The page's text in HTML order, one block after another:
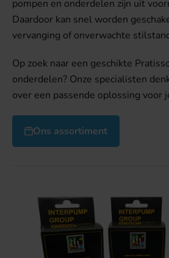
pompen en onderdelen zijn uit
Daardoor kan snel worden
vervanging of onverwachte
Op zoek naar een geschikte
onderdelen? Onze specialisten
over een passende oplossing voor
Ons assortiment